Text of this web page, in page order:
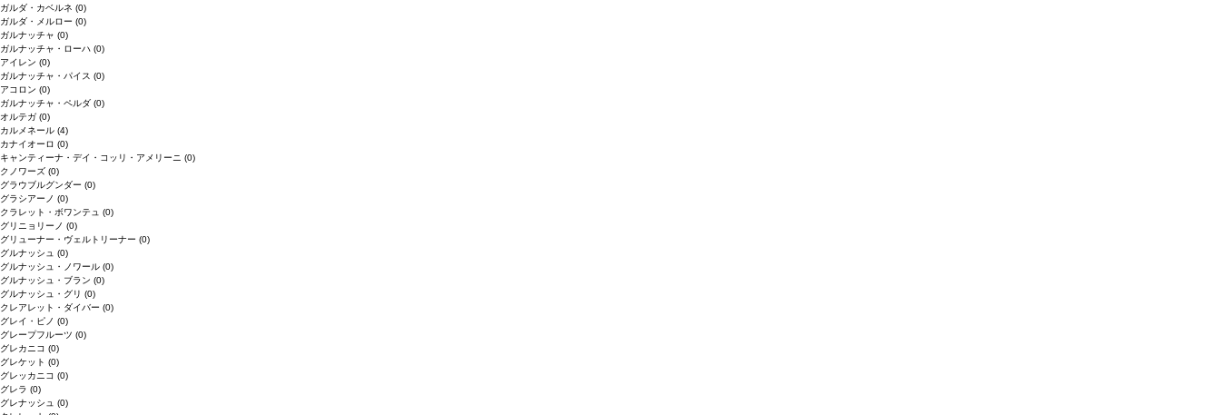
ガルダ・カベルネ (0)
ガルダ・メルロー (0)
ガルナッチャ (0)
ガルナッチャ・ローハ (0)
アイレン (0)
ガルナッチャ・パイス (0)
アコロン (0)
ガルナッチャ・ペルダ (0)
オルテガ (0)
カルメネール (4)
カナイオーロ (0)
キャンティーナ・デイ・コッリ・アメリーニ (0)
クノワーズ (0)
グラウブルグンダー (0)
グラシアーノ (0)
クラレット・ボワンテュ (0)
グリニョリーノ (0)
グリューナー・ヴェルトリーナー (0)
グルナッシュ (0)
グルナッシュ・ノワール (0)
グルナッシュ・ブラン (0)
グルナッシュ・グリ (0)
クレアレット・ダイバー (0)
グレイ・ピノ (0)
グレープフルーツ (0)
グレカニコ (0)
グレケット (0)
グレッカニコ (0)
グレラ (0)
グレナッシュ (0)